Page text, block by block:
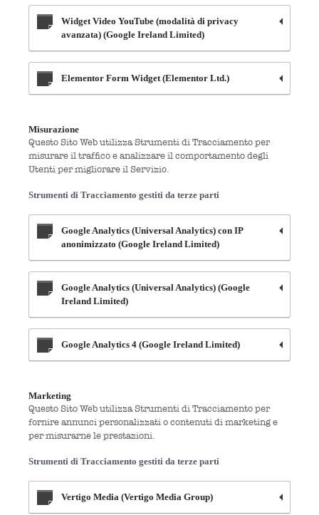
Widget Video YouTube (modalità di privacy
avanzata) (Google Ireland Limited)
Elementor Form Widget (Elementor Ltd.)
Misurazione
Questo Sito Web utilizza Strumenti di Tracciamento per
misurare il traffico e analizzare il comportamento degli
Utenti per migliorare il Servizio.
Strumenti di Tracciamento gestiti da terze parti
Google Analytics (Universal Analytics) con IP
anonimizzato (Google Ireland Limited)
Google Analytics (Universal Analytics) (Google
Ireland Limited)
Google Analytics 4 (Google Ireland Limited)
Marketing
Questo Sito Web utilizza Strumenti di Tracciamento per
fornire annunci personalizzati o contenuti di marketing e
per misurarne le prestazioni.
Strumenti di Tracciamento gestiti da terze parti
Vertigo Media (Vertigo Media Group)